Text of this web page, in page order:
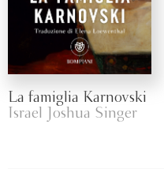
La famiglia Karnovski
Israel Joshua Singer